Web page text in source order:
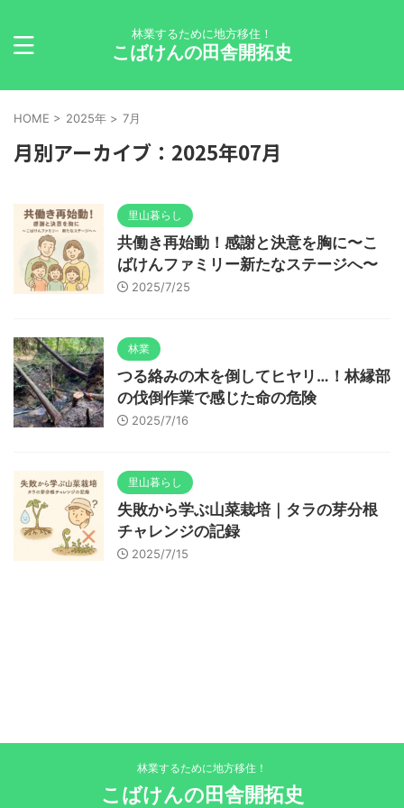
林業するために地方移住！
こばけんの田舎開拓史
HOME > 2025年 > 7月
月別アーカイブ：2025年07月
里山暮らし
共働き再始動！感謝と決意を胸に〜こ
ばけんファミリー新たなステージへ〜
2025/7/25
林業
つる絡みの木を倒してヒヤリ…！林縁部
の伐倒作業で感じた命の危険
2025/7/16
里山暮らし
失敗から学ぶ山菜栽培｜タラの芽分根
チャレンジの記録
2025/7/15
林業するために地方移住！
こばけんの田舎開拓史